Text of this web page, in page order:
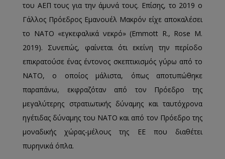
του ΑΕΠ τους για την άμυνά τους. Επίσης, το 2019 ο
Γάλλος Πρόεδρος Εμανουέλ Μακρόν είχε αποκαλέσει
το ΝΑΤΟ «εγκεφαλικά νεκρό» (Emmott R., Rose M.
2019). Συνεπώς, φαίνεται ότι εκείνη την περίοδο
επικρατούσε ένας έντονος σκεπτικισμός γύρω από το
ΝΑΤΟ, ο οποίος μάλιστα, όπως αποτυπώθηκε
παραπάνω, εκφραζόταν από τον Πρόεδρο της
μεγαλύτερης στρατιωτικής δύναμης και ταυτόχρονα
ηγέτιδας δύναμης του ΝΑΤΟ και από τον Πρόεδρο της
μοναδικής χώρας-μέλους της ΕΕ που διαθέτει
πυρηνικά όπλα.